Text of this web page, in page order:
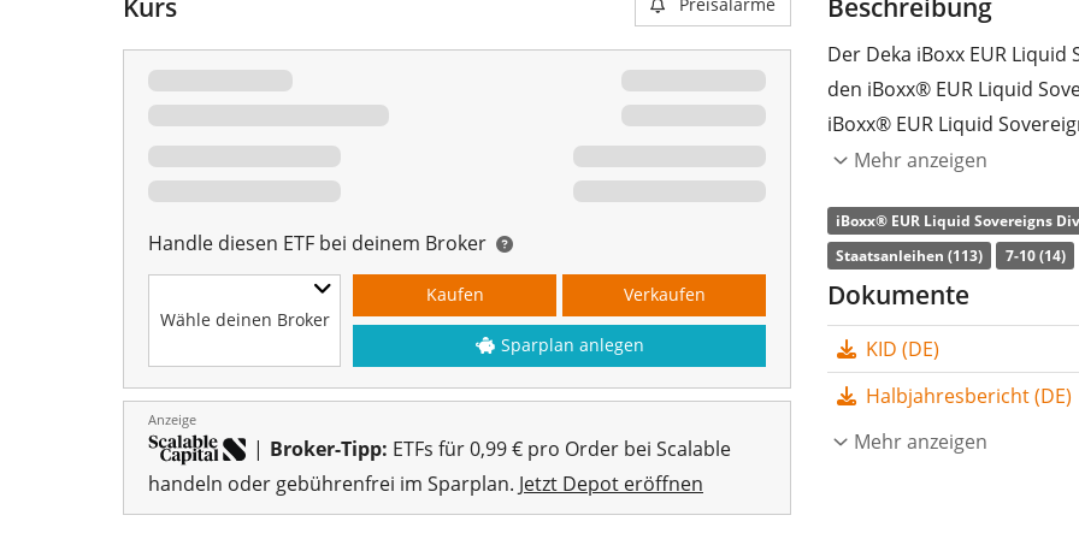
Handle diesen ETF bei deinem Broker
Wähle deinen Broker
Kaufen Verkaufen
Sparplan anlegen
Anzeige
| Broker-Tipp: ETFs für 0,99 € pro Order bei Scalable
handeln oder gebührenfrei im Sparplan. Jetzt Depot eröffnen
Der Deka iBoxx EUR Liquid
den iBoxx® EUR Liquid
iBoxx® EUR Liquid
25 liquidesten in Euro
Maximale Gewichtung pro
Die TER
aller Indexbestandteile)
die Anlegerausgeschüttet
Der Deka iBoxx EUR Liquid
Mehr anzeigen
iBoxx® EUR Liquid Sovereigns
Staatsanleihen (113)
7-10 (14)
Dokumente
KID (DE)
Halbjahresbericht (DE)
Mehr anzeigen